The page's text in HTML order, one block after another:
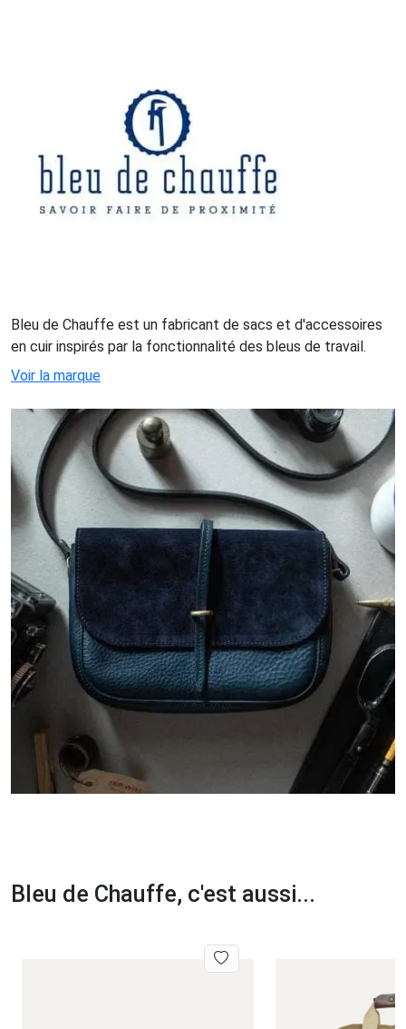
Bleu de Chauffe est un fabricant de sacs et d'accessoires
en cuir inspirés par la fonctionnalité des bleus de travail.
Voir la marque
Bleu de Chauffe, c'est aussi...